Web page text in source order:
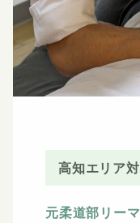
高知エリア
元柔道部リー